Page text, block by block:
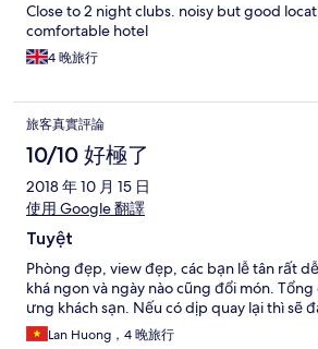
Close to 2 night clubs. noisy but good
comfortable hotel
4 晚旅行
旅客真實評論
10/10 好極了
2018 年 10 月 15 日
使用 Google 翻譯
Tuyệt
Phòng đẹp, view đẹp, các bạn lễ tân rất
khá ngon và ngày nào cũng đổi món.
ưng khách sạn. Nếu có dịp quay lại thì sẽ
Lan Huong，4 晚旅行